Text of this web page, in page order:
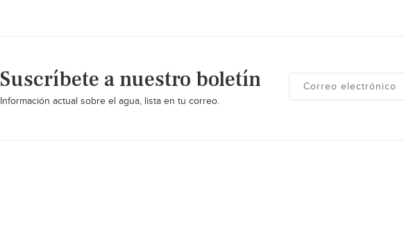
Suscríbete a nuestro boletín
Información actual sobre el agua, lista en tu correo.